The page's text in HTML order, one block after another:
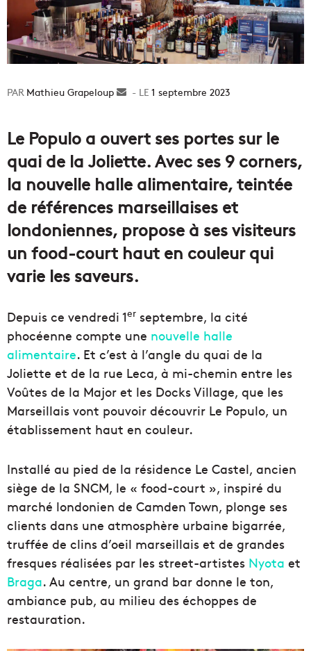
Mathieu Grapeloup
Envoyer1 septembre 2023
Le Populo a ouvert ses portes sur le
quai de la Joliette. Avec ses 9 corners,
la nouvelle halle alimentaire, teintée
de références marseillaises et
londoniennes, propose à ses visiteurs
un food-court haut en couleur qui
varie les saveurs.
Depuis ce vendredi 1er septembre, la cité
phocéenne compte une nouvelle halle
alimentaire. Et c’est à l’angle du quai de la
Joliette et de la rue Leca, à mi-chemin entre les
Voûtes de la Major et les Docks Village, que les
Marseillais vont pouvoir découvrir Le Populo, un
établissement haut en couleur.
Installé au pied de la résidence Le Castel, ancien
siège de la SNCM, le « food-court », inspiré du
marché londonien de Camden Town, plonge ses
clients dans une atmosphère urbaine bigarrée,
truffée de clins d’oeil marseillais et de grandes
fresques réalisées par les street-artistes Nyota et
Braga. Au centre, un grand bar donne le ton,
ambiance pub, au milieu des échoppes de
restauration.